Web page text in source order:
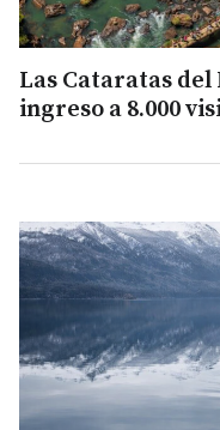
Las Cataratas
ingreso a 8.000